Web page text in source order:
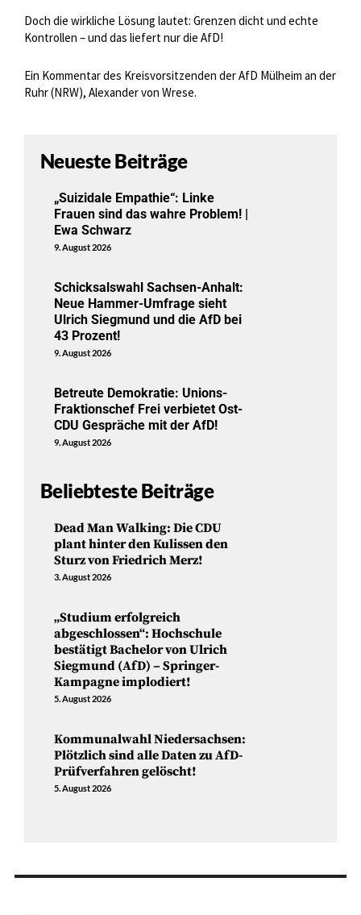
Doch die wirkliche Lösung lautet: Grenzen dicht und echte
Kontrollen – und das liefert nur die AfD!
Ein Kommentar des Kreisvorsitzenden der AfD Mülheim an der
Ruhr (NRW), Alexander von Wrese.
Neueste Beiträge
„Suizidale Empathie“: Linke
Frauen sind das wahre Problem! |
Ewa Schwarz
9. August 2026
Schicksalswahl Sachsen-Anhalt:
Neue Hammer-Umfrage sieht
Ulrich Siegmund und die AfD bei
43 Prozent!
9. August 2026
Betreute Demokratie: Unions-
Fraktionschef Frei verbietet Ost-
CDU Gespräche mit der AfD!
9. August 2026
Beliebteste Beiträge
Dead Man Walking: Die CDU
plant hinter den Kulissen den
Sturz von Friedrich Merz!
3. August 2026
„Studium erfolgreich
abgeschlossen“: Hochschule
bestätigt Bachelor von Ulrich
Siegmund (AfD) – Springer-
Kampagne implodiert!
5. August 2026
Kommunalwahl Niedersachsen:
Plötzlich sind alle Daten zu AfD-
Prüfverfahren gelöscht!
5. August 2026